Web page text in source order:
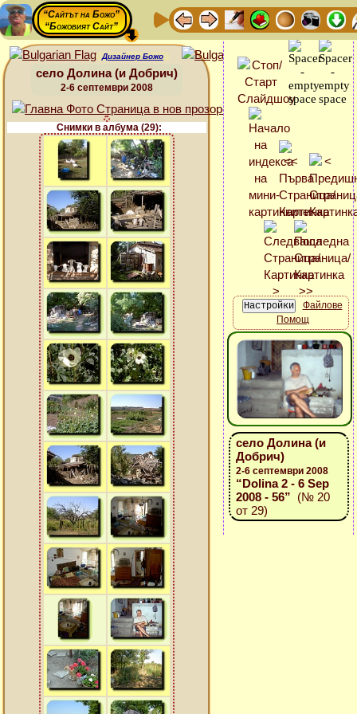
“Сайтът на Божо”
“Божовият Сайт”
Дизайнер Божо
село Долина (и Добрич)
2-6 септември 2008
Снимки в албума (29):
Файлове
Помощ
село Долина (и
Добрич)
2-6 септември 2008
“Dolina 2 - 6 Sep
2008 - 56” (№ 20
от 29)